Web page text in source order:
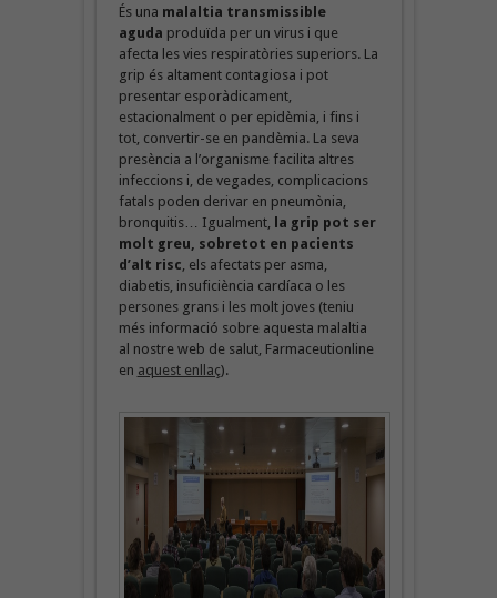
És una malaltia transmissible
aguda produïda per un virus i que
afecta les vies respiratòries superiors. La
grip és altament contagiosa i pot
presentar esporàdicament,
estacionalment o per epidèmia, i fins i
tot, convertir-se en pandèmia. La seva
presència a l’organisme facilita altres
infeccions i, de vegades, complicacions
fatals poden derivar en pneumònia,
bronquitis… Igualment,
la grip pot ser
molt greu, sobretot en pacients
d’alt risc , els afectats per asma,
diabetis, insuficiència cardíaca o les
persones grans i les molt joves (teniu
més informació sobre aquesta malaltia
al nostre web de salut, Farmaceutionline
en aquest enllaç).